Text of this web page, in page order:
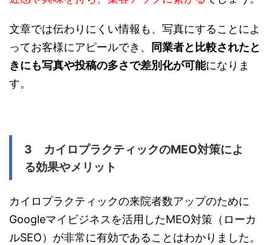
文章では伝わりにくい情報も、写真にすることによ
ってお客様にアピールでき、
同業者と比較されたと
きにも写真や投稿の多さで差別化が可能になりま
す。
3 カイロプラクティックのMEO対策によ
る効果やメリット
カイロプラクティックの来院者数アップのために
Googleマイビジネスを活用したMEO対策（ローカ
ルSEO）が非常に有効であることはわかりました。